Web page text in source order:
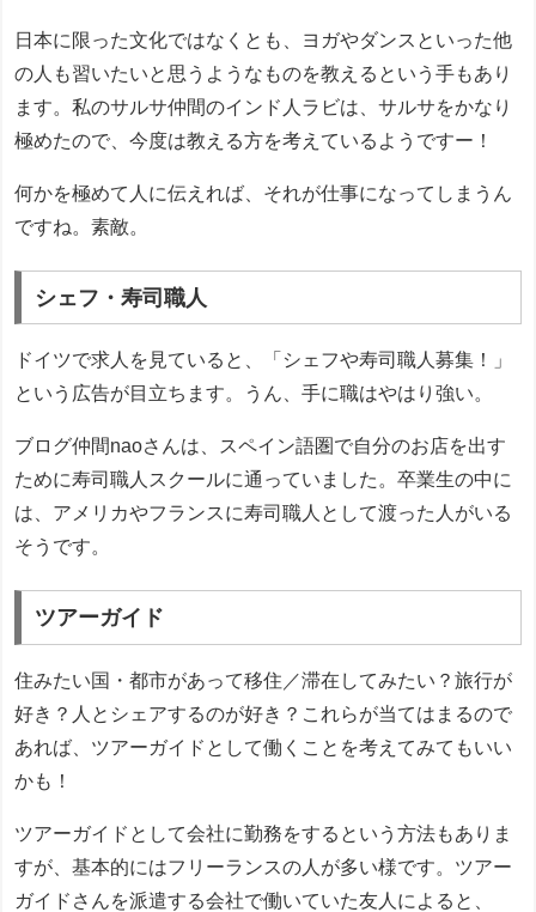
日本に限った文化ではなくとも、ヨガやダンスといった他
の人も習いたいと思うようなものを教えるという手もあり
ます。私のサルサ仲間のインド人ラビは、サルサをかなり
極めたので、今度は教える方を考えているようですー！
何かを極めて人に伝えれば、それが仕事になってしまうん
ですね。素敵。
シェフ・寿司職人
ドイツで求人を見ていると、「シェフや寿司職人募集！」
という広告が目立ちます。うん、手に職はやはり強い。
ブログ仲間naoさんは、スペイン語圏で自分のお店を出す
ために寿司職人スクールに通っていました。卒業生の中に
は、アメリカやフランスに寿司職人として渡った人がいる
そうです。
ツアーガイド
住みたい国・都市があって移住／滞在してみたい？旅行が
好き？人とシェアするのが好き？これらが当てはまるので
あれば、ツアーガイドとして働くことを考えてみてもいい
かも！
ツアーガイドとして会社に勤務をするという方法もありま
すが、基本的にはフリーランスの人が多い様です。ツアー
ガイドさんを派遣する会社で働いていた友人によると、